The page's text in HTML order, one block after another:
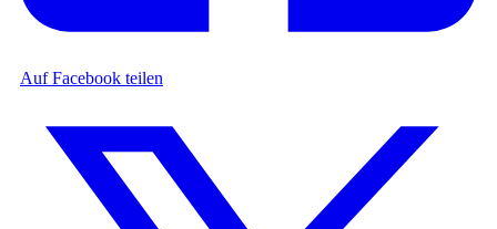
Auf Facebook teilen